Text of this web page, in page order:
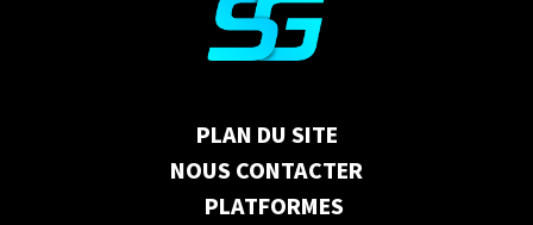
PLAN DU SITE
NOUS CONTACTER
PLATFORMES